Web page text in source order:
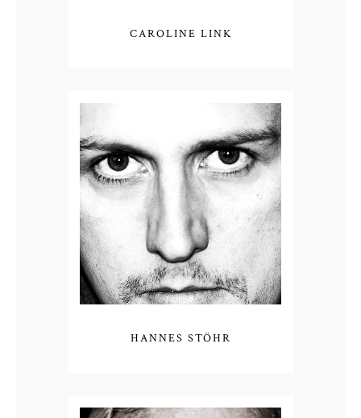
CAROLINE LINK
HANNES STÖHR